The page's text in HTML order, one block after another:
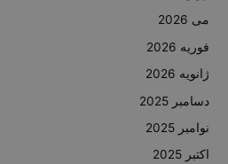
می 2026
فوریه 2026
ژانویه 2026
دسامبر 2025
نوامبر 2025
اکتبر 2025